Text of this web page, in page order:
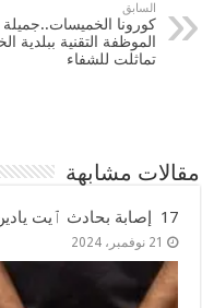
السابق
كورونا
الموظفة التقنية ببلدية
تماثلت للشفاء
مقالات مشابهة
17 إصابة بحادث ٱيت يادين
21 نوفمبر، 2024